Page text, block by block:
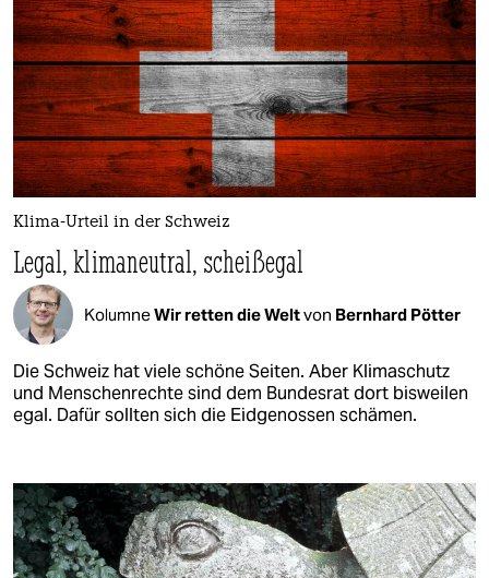
Klima-Urteil in der Schweiz
Legal, klimaneutral, scheißegal
KolumneWir retten die Weltvon Bernhard Pötter
Die Schweiz hat viele schöne Seiten. Aber Klimaschutz
und Menschenrechte sind dem Bundesrat dort bisweilen
egal. Dafür sollten sich die Eidgenossen schämen.